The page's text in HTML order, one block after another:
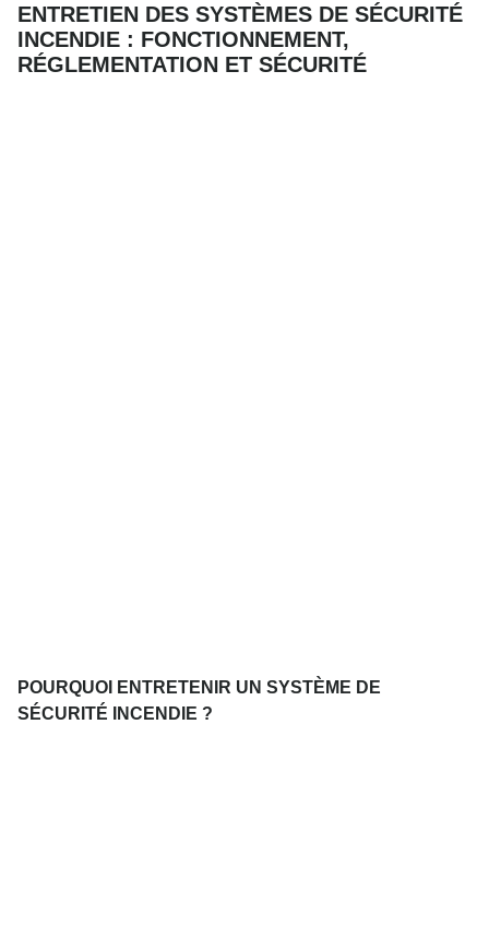
ENTRETIEN DES SYSTÈMES DE SÉCURITÉ
INCENDIE : FONCTIONNEMENT,
RÉGLEMENTATION ET SÉCURITÉ
POURQUOI ENTRETENIR UN SYSTÈME DE
SÉCURITÉ INCENDIE ?